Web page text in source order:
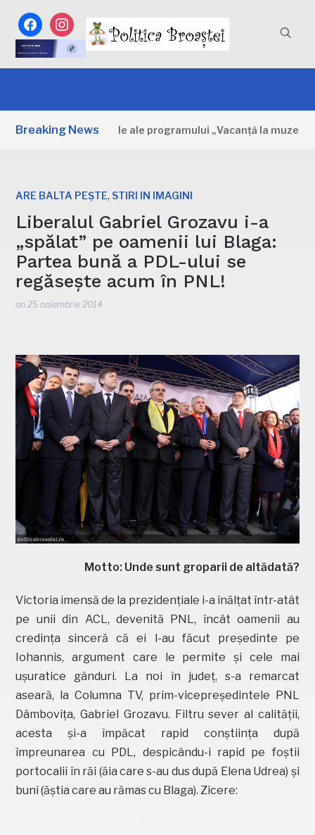
facebookinstagram
Breaking News
Primele zile ale programului „Vacanță la muzeu”
ARE BALTA PEȘTE, STIRI IN IMAGINI
Liberalul Gabriel Grozavu i-a
„spălat” pe oamenii lui Blaga:
Partea bună a PDL-ului se
regăsește acum în PNL!
on 25 noiembrie 2014
Motto: Unde sunt groparii de altădată?
Victoria imensă de la prezidențiale i-a înălțat într-atât
pe unii din ACL, devenită PNL, încât oamenii au
credința sinceră că ei l-au făcut președinte pe
Iohannis, argument care le permite și cele mai
ușuratice gânduri. La noi în județ, s-a remarcat
aseară, la Columna TV, prim-vicepreședintele PNL
Dâmbovița, Gabriel Grozavu. Filtru sever al calității,
acesta și-a împăcat rapid conștiința după
împreunarea cu PDL, despicându-i rapid pe foștii
portocalii în răi (ăia care s-au dus după Elena Udrea) și
buni (ăștia care au rămas cu Blaga). Zicere: